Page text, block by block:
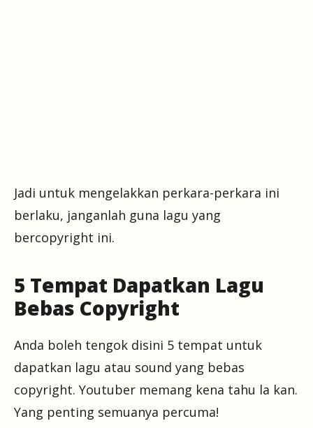
Jadi untuk mengelakkan perkara-perkara ini
berlaku, janganlah guna lagu yang
bercopyright ini.
5 Tempat Dapatkan Lagu
Bebas Copyright
Anda boleh tengok disini 5 tempat untuk
dapatkan lagu atau sound yang bebas
copyright. Youtuber memang kena tahu la kan.
Yang penting semuanya percuma!